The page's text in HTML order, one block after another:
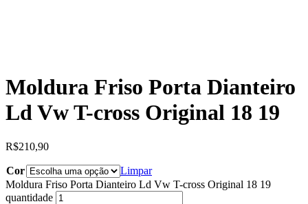
Moldura Friso Porta Dianteiro
Ld Vw T-cross Original 18 19
R$210,90
Cor
Limpar
Moldura Friso Porta Dianteiro Ld Vw T-cross Original 18 19
quantidade